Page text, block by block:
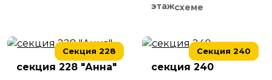
этажсхеме
Секция 228
секция 228 "Анна"
Секция 240
секция 240